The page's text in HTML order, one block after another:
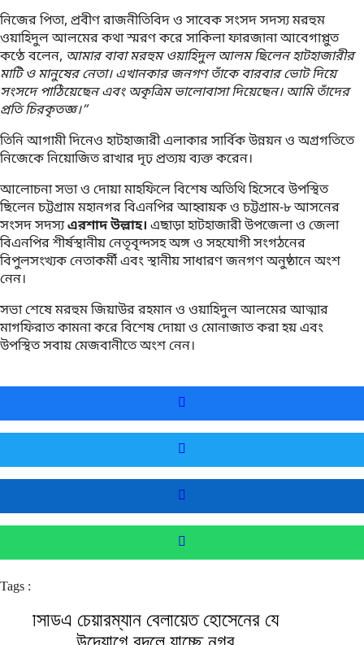
নিজের পিতা, প্রবীণ রাজনীতিবিদ ও সাবেক সংসদ সদস্য মরহুম
ওয়াহিদুল আলমের কথা স্মরণ করে সাকিলা ফারজানা আবেগাপ্লুত
কণ্ঠে বলেন, আমার বাবা মরহুম ওয়াহিদুল আলম ছিলেন হাটহাজারীর
মাটি ও মানুষের নেতা। এখানকার জনগণ তাঁকে বারবার ভোট দিয়ে
সংসদে পাঠিয়েছেন এবং অকৃত্রিম ভালোবাসা দিয়েছেন। আমি তাঁদের
প্রতি চিরকৃতজ্ঞ।”
তিনি আগামী দিনেও হাটহাজারী এলাকার সার্বিক উন্নয়ন ও অগ্রগতিতে
নিজেকে নিয়োজিত রাখার দৃঢ় প্রত্যয় ব্যক্ত করেন।
আলোচনা সভা ও দোয়া মাহফিলে বিশেষ অতিথি হিসেবে উপস্থিত
ছিলেন চট্টগ্রাম মহানগর বিএনপির আহ্বায়ক ও চট্টগ্রাম-৮ আসনের
সংসদ সদস্যএরশাদ উল্লাহ। এছাড়া হাটহাজারী উপজেলা ও জেলা
বিএনপির শীর্ষস্থানীয় নেতৃবৃন্দসহ অঙ্গ ও সহযোগী সংগঠনের
বিপুলসংখ্যক নেতাকর্মী এবং স্থানীয় সাধারণ জনগণ অনুষ্ঠানে অংশ
নেন।
সভা শেষে মরহুম জিয়াউর রহমান ও ওয়াহিদুল আলমের আত্মার
মাগফিরাত কামনা করে বিশেষ দোয়া ও মোনাজাত করা হয় এবং
উপস্থিত সবায় মেজবানীতে অংশ নেন।
Tags :
সিডিএ চেয়ারম্যান বেলায়েত হোসেনের যে